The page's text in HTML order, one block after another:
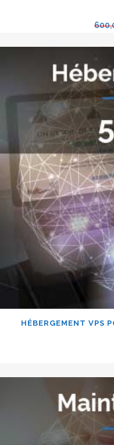
HÉBERGEMENT VPS